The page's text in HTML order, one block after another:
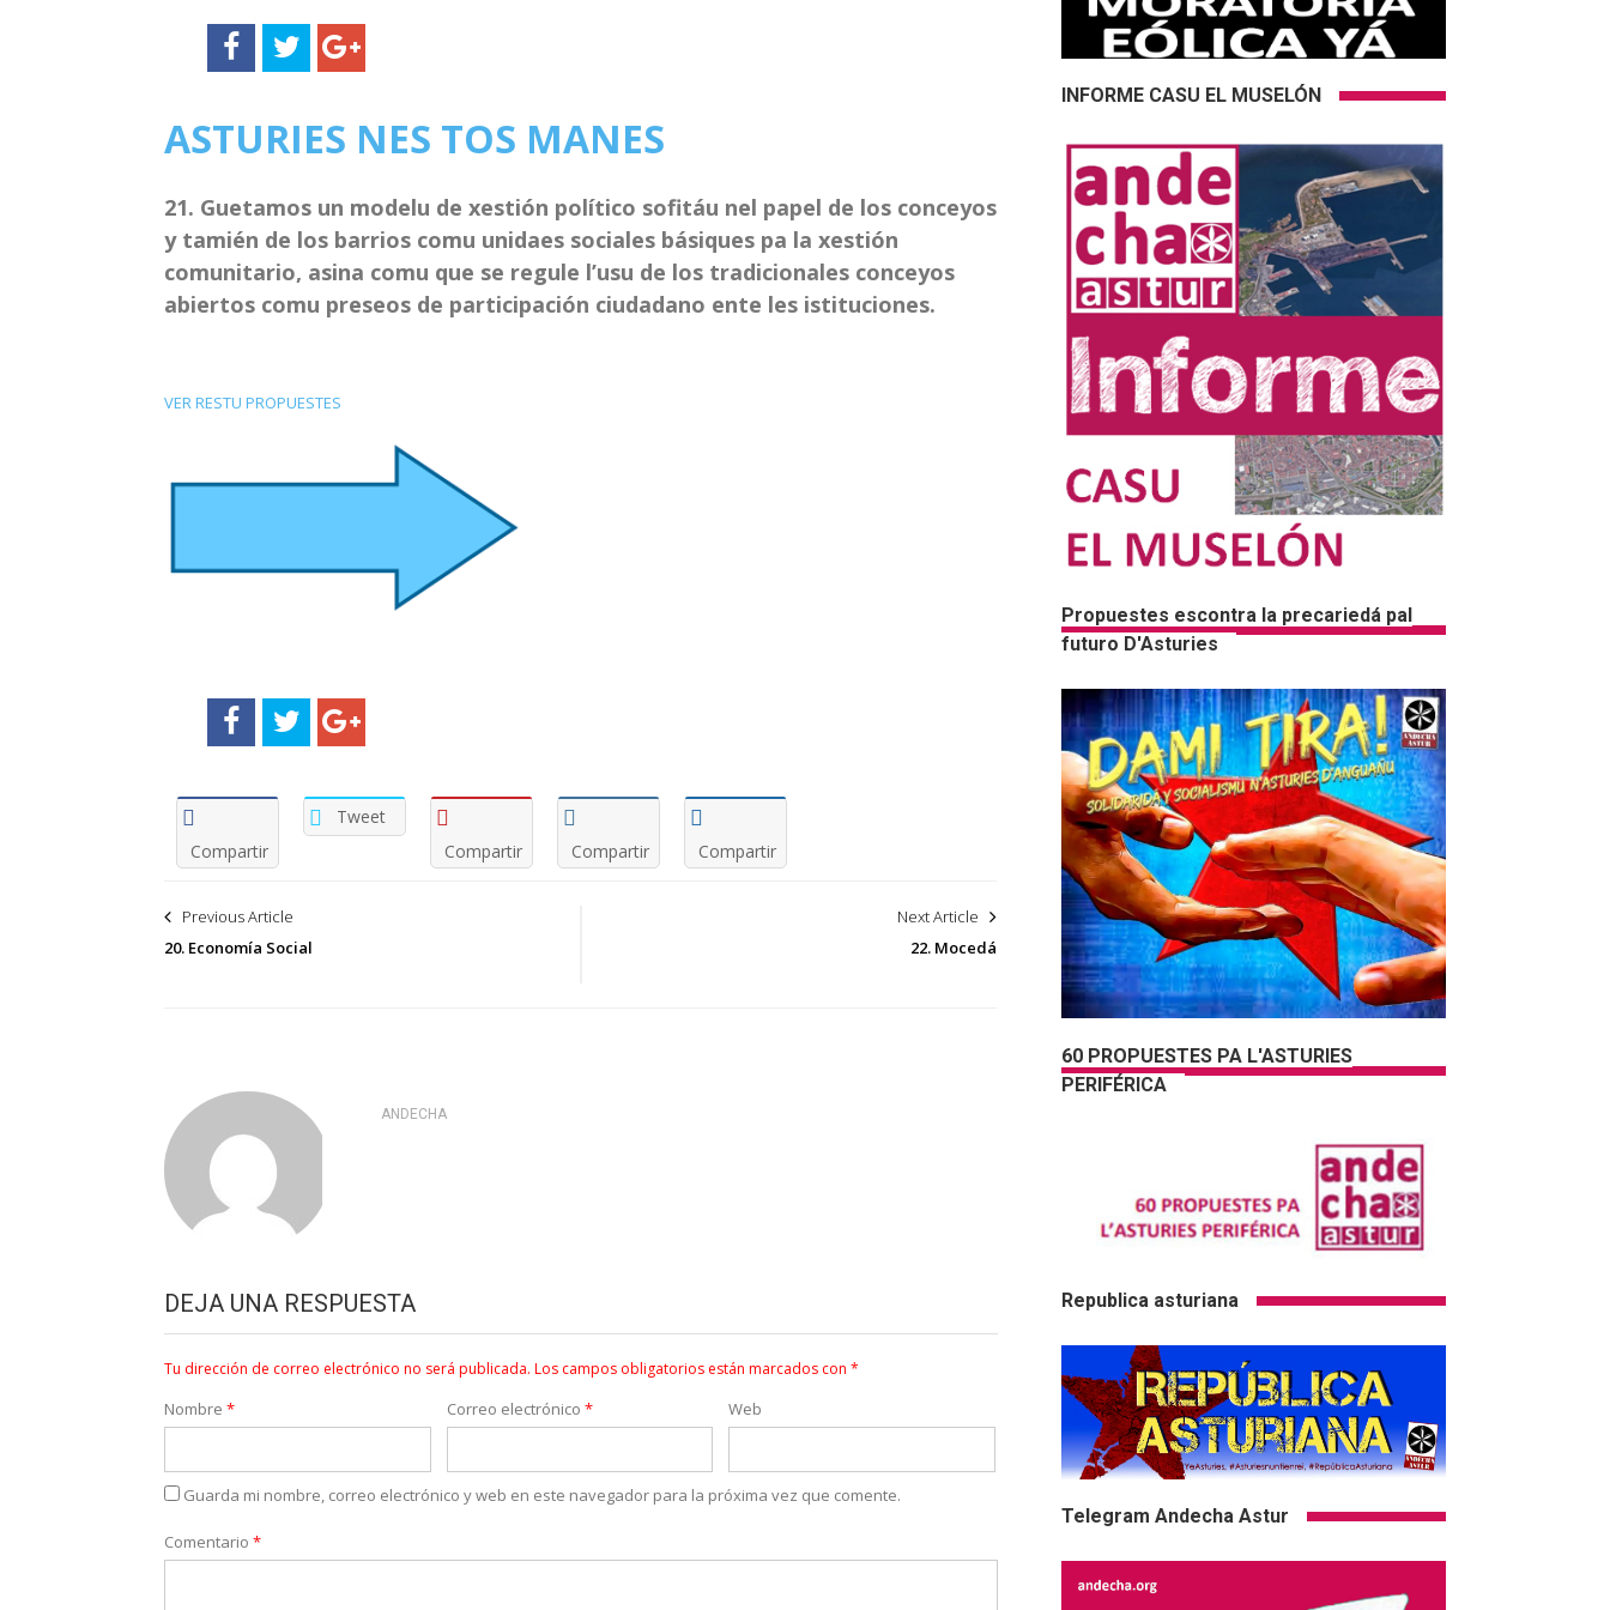
ASTURIES NES TOS MANES
21. Guetamos un modelu de xestión político sofitáu nel papel de los conceyos
y tamién de los barrios comu unidaes sociales básiques pa la xestión
comunitario, asina comu que se regule l’usu de los tradicionales conceyos
abiertos comu preseos de participación ciudadano ente les istituciones.
VER RESTU PROPUESTES
Compartir
Tweet
Compartir
Compartir Compartir
Navegación
de
Previous Article
20. Economía Social
Next Article
22. Mocedá
ANDECHA
DEJA UNA RESPUESTA
Tu dirección de correo electrónico no será publicada. Los campos obligatorios están marcados con *
Nombre * Correo electrónico * Web
Guarda mi nombre, correo electrónico y web en este navegador para la próxima vez que comente.
Comentario *
INFORME CASU EL MUSELÓN
Propuestes escontra la precariedá pal
futuro D'Asturies
60 PROPUESTES PA L'ASTURIES
PERIFÉRICA
Republica asturiana
Telegram Andecha Astur